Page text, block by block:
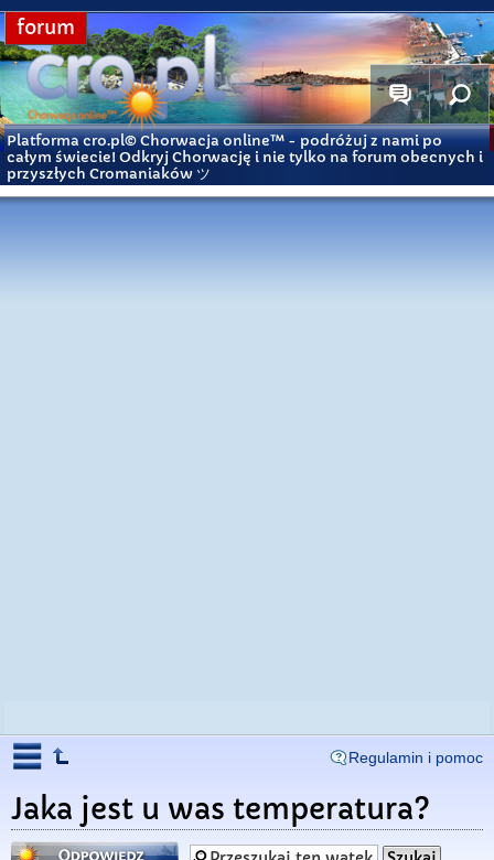
forum
Platforma cro.pl© Chorwacja online™ - podróżuj z nami po
całym świecie! Odkryj Chorwację i nie tylko na forum obecnych i
przyszłych Cromaniaków ツ
Regulamin i pomoc
Jaka jest u was temperatura?
Odpowiedz